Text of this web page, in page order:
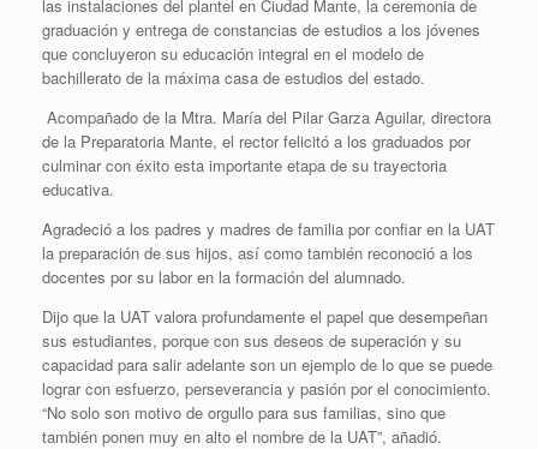
las instalaciones del plantel en Ciudad Mante, la ceremonia de
graduación y entrega de constancias de estudios a los jóvenes
que concluyeron su educación integral en el modelo de
bachillerato de la máxima casa de estudios del estado.
Acompañado de la Mtra. María del Pilar Garza Aguilar, directora
de la Preparatoria Mante, el rector felicitó a los graduados por
culminar con éxito esta importante etapa de su trayectoria
educativa.
Agradeció a los padres y madres de familia por confiar en la UAT
la preparación de sus hijos, así como también reconoció a los
docentes por su labor en la formación del alumnado.
Dijo que la UAT valora profundamente el papel que desempeñan
sus estudiantes, porque con sus deseos de superación y su
capacidad para salir adelante son un ejemplo de lo que se puede
lograr con esfuerzo, perseverancia y pasión por el conocimiento.
“No solo son motivo de orgullo para sus familias, sino que
también ponen muy en alto el nombre de la UAT”, añadió.